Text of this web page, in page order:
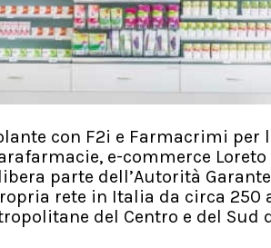
con F2i e Farmacrimi per
e-commerce
parte dell’Autorità
rete in Italia da circa 250
del Centro e del Sud